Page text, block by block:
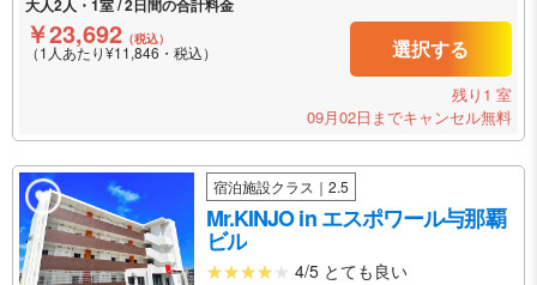
大人2人・1室 / 2日間の合計料金
￥23,692 （税込）
（1人あたり¥11,846・税込） 選択する
残り1 室
09月02日までキャンセル無料
宿泊施設クラス｜2.5
Mr.KINJO in エスポワール与那覇
ビル
4/5 とても良い